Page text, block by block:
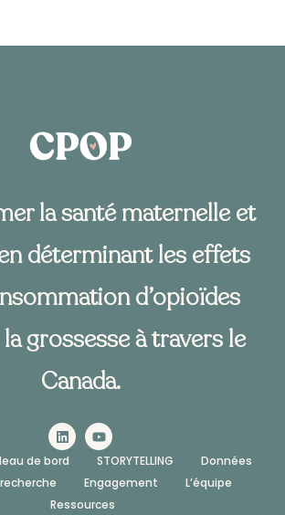
la santé maternelle et
déterminant les effets
d’opioïdes
grossesse à travers le
Canada.
de bord STORYTELLING
Données
Engagement
L’équipe
Ressources